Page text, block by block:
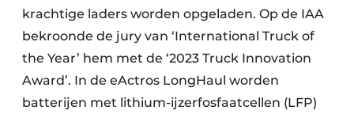
krachtige laders worden opgeladen. Op de IAA
bekroonde de jury van ‘International Truck of
the Year’ hem met de ‘2023 Truck Innovation
Award’. In de eActros LongHaul worden
batterijen met lithium-ijzerfosfaatcellen (LFP)